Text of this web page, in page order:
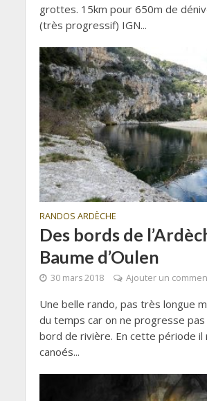
grottes. 15km pour 650m de
(très progressif) IGN...
RANDOS ARDÈCHE
Des bords de
Baume d’Oulen
30 mars 2018 Ajouter un
Une belle rando, pas très longue
du temps car on ne progresse
bord de rivière. En cette période il
canoés...